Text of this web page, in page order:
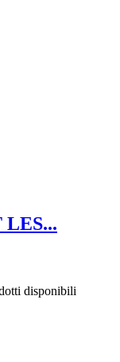
disponibili